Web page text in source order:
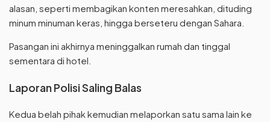
alasan, seperti membagikan konten meresahkan, dituding
minum minuman keras, hingga berseteru dengan Sahara.
Pasangan ini akhirnya meninggalkan rumah dan tinggal
sementara di hotel.
Laporan Polisi Saling Balas
Kedua belah pihak kemudian melaporkan satu sama lain ke